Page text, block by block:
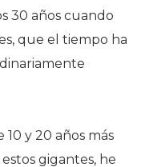
30 años cuando
que el tiempo ha
y 20 años más
gigantes, he